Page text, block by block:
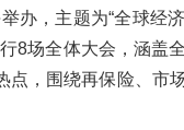
办，主题为“全球经
8场全体大会，涵盖
，围绕再保险、市